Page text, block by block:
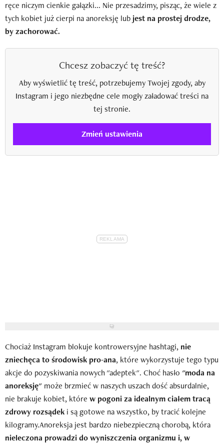
ręce niczym cienkie gałązki... Nie przesadzimy, pisząc, że wiele z
tych kobiet już cierpi na anoreksję lub jest na prostej drodze,
by zachorować.
Chcesz zobaczyć tę treść?
Aby wyświetlić tę treść, potrzebujemy Twojej zgody, aby
Instagram i jego niezbędne cele mogły załadować treści na
tej stronie.
Zmień ustawienia
Chociaż Instagram blokuje kontrowersyjne hashtagi, nie
zniechęca to środowisk pro-ana, które wykorzystuje tego typu
akcje do pozyskiwania nowych "adeptek". Choć hasło "moda na
anoreksję" może brzmieć w naszych uszach dość absurdalnie,
nie brakuje kobiet, które w pogoni za idealnym ciałem tracą
zdrowy rozsądek i są gotowe na wszystko, by tracić kolejne
kilogramy.Anoreksja jest bardzo niebezpieczną chorobą, która
nieleczona prowadzi do wyniszczenia organizmu i, w